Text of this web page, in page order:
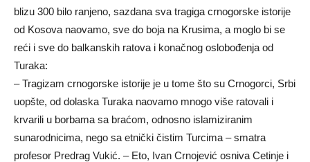
blizu 300 bilo ranjeno, sazdana sva tragiga crnogorske istorije
od Kosova naovamo, sve do boja na Krusima, a moglo bi se
reći i sve do balkanskih ratova i konačnog oslobođenja od
Turaka:
– Tragizam crnogorske istorije je u tome što su Crnogorci, Srbi
uopšte, od dolaska Turaka naovamo mnogo više ratovali i
krvarili u borbama sa braćom, odnosno islamiziranim
sunarodnicima, nego sa etnički čistim Turcima – smatra
profesor Predrag Vukić. – Eto, Ivan Crnojević osniva Cetinje i